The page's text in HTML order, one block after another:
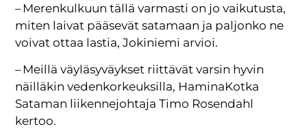
– Merenkulkuun tällä varmasti on jo vaikutusta,
miten laivat pääsevät satamaan ja paljonko ne
voivat ottaa lastia, Jokiniemi arvioi.
– Meillä väyläsyväykset riittävät varsin hyvin
näilläkin vedenkorkeuksilla, HaminaKotka
Sataman liikennejohtaja Timo Rosendahl
kertoo.